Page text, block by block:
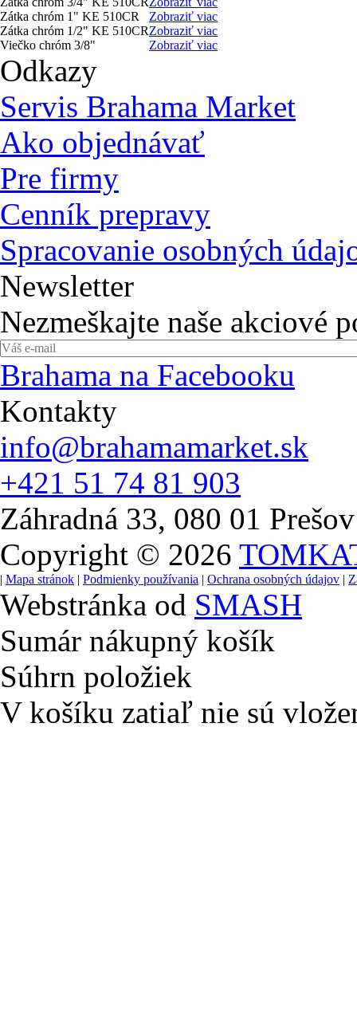
Zátka chróm 1" KE 510CR
Zobraziť viac
Zátka chróm 1/2" KE 510CRZobraziť viac
Viečko chróm 3/8"
Zobraziť viac
Odkazy
Servis Brahama Market
Ako objednávať
Pre firmy
Cenník prepravy
Spracovanie osobných
Newsletter
Nezmeškajte naše akciové
Brahama na Facebooku
Kontakty
info@brahamamarket.sk
+421 51 74 81 903
Záhradná 33, 080 01 Prešov
Copyright © 2026
| Mapa stránok | Podmienky používania | Ochrana osobných údajov |
Webstránka od SMASH
Sumár nákupný košík
Súhrn položiek
V košíku zatiaľ nie sú